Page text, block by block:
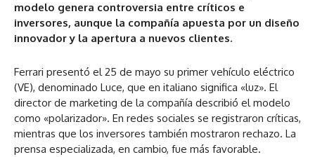
modelo genera controversia entre críticos e
inversores, aunque la compañía apuesta por un diseño
innovador y la apertura a nuevos clientes.
Ferrari presentó el 25 de mayo su primer vehículo eléctrico
(VE), denominado Luce, que en italiano significa «luz». El
director de marketing de la compañía describió el modelo
como «polarizador». En redes sociales se registraron críticas,
mientras que los inversores también mostraron rechazo. La
prensa especializada, en cambio, fue más favorable.